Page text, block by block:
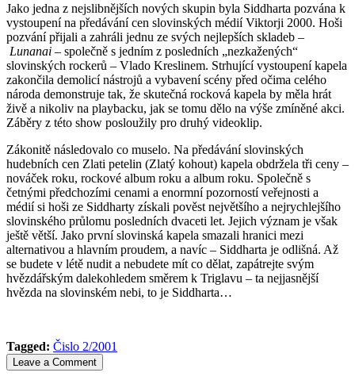
Jako jedna z nejslibnějších nových skupin byla Siddharta pozvána k
vystoupení na předávání cen slovinských médií Viktorji 2000. Hoši
pozvání přijali a zahráli jednu ze svých nejlepších skladeb –
Lunanai – společně s jedním z posledních „nezkažených“
slovinských rockerů – Vlado Kreslinem. Strhující vystoupení kapela
zakončila demolicí nástrojů a vybavení scény před očima celého
národa demonstruje tak, že skutečná rocková kapela by měla hrát
živě a nikoliv na playbacku, jak se tomu dělo na výše zmíněné akci.
Záběry z této show posloužily pro druhý videoklip.
Zákonitě následovalo co muselo. Na předávání slovinských
hudebních cen Zlati petelin (Zlatý kohout) kapela obdržela tři ceny –
nováček roku, rockové album roku a album roku. Společně s
četnými předchozími cenami a enormní pozorností veřejnosti a
médií si hoši ze Siddharty získali pověst největšího a nejrychlejšího
slovinského průlomu posledních dvaceti let. Jejich význam je však
ještě větší. Jako první slovinská kapela smazali hranici mezi
alternativou a hlavním proudem, a navíc – Siddharta je odlišná. Až
se budete v létě nudit a nebudete mít co dělat, zapátrejte svým
hvězdářským dalekohledem směrem k Triglavu – ta nejjasnější
hvězda na slovinském nebi, to je Siddharta…
Tagged: Čislo 2/2001
Leave a Comment